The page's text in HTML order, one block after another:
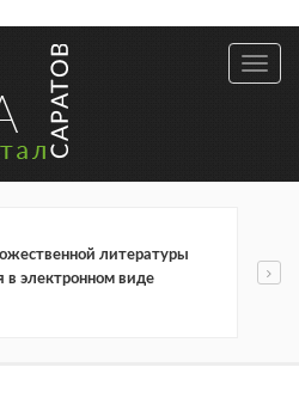
литературы
в электронном виде